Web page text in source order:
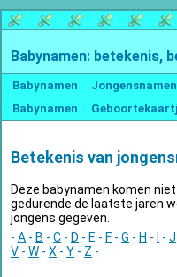
Babynamen: betekenis,
Babynamen Jongensnamen
Babynamen
Betekenis van
Deze babynamen komen
gedurende de laatste jaren
jongens gegeven.
- A - B - C - D - E - F - G - H - I - J
V - W - X - Y - Z -